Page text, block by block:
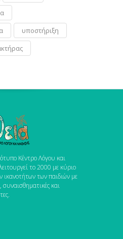
υποστήριξη
Κέντρο Λόγου και
το 2000 με κύριο
ικανοτήτων των παιδιών με
συναισθηματικές και